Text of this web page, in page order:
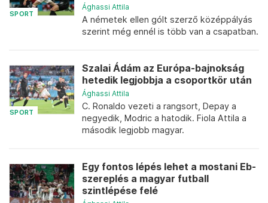
SPORT
Ághassi Attila
A németek ellen gólt szerző középpályás
szerint még ennél is több van a csapatban.
SPORT
Szalai Ádám az Európa-bajnokság
hetedik legjobbja a csoportkör után
Ághassi Attila
C. Ronaldo vezeti a rangsort, Depay a
negyedik, Modric a hatodik. Fiola Attila a
második legjobb magyar.
Egy fontos lépés lehet a mostani Eb-
szereplés a magyar futball
szintlépése felé